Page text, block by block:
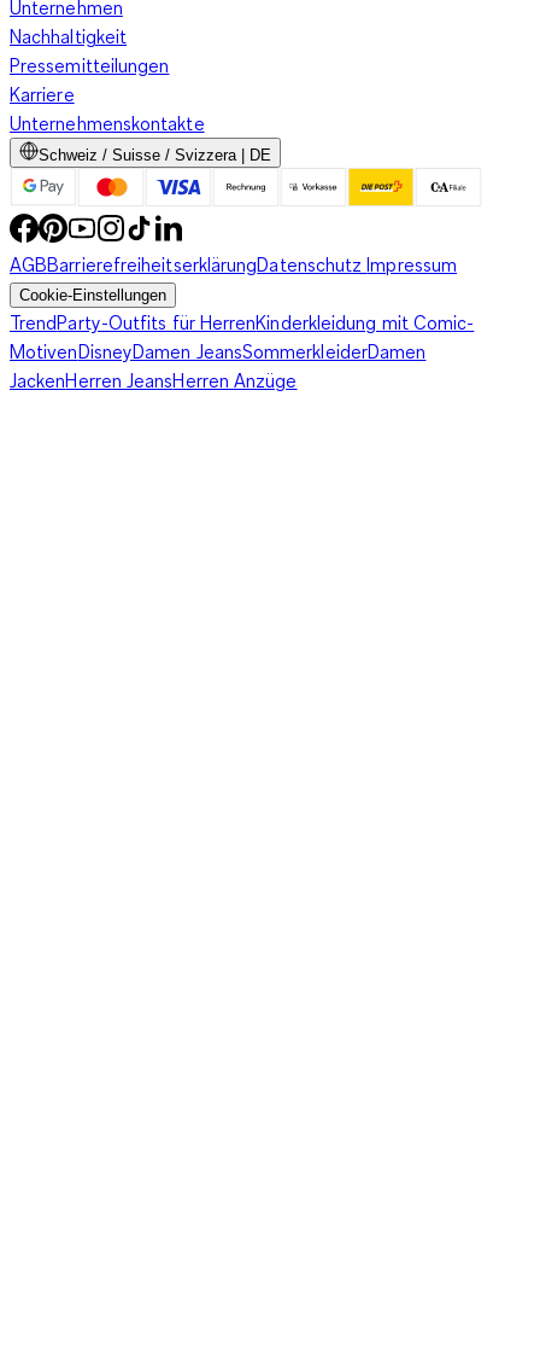
Unternehmen
Nachhaltigkeit
Pressemitteilungen
Karriere
Unternehmenskontakte
Schweiz / Suisse / Svizzera | DE
AGBBarrierefreiheitserklärungDatenschutzImpressum
Cookie-Einstellungen
TrendParty-Outfits für HerrenKinderkleidung mit Comic-
MotivenDisneyDamen JeansSommerkleiderDamen
JackenHerren JeansHerren Anzüge